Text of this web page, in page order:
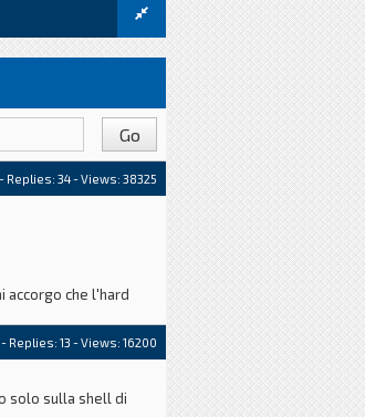
- Replies: 34- Views: 38325
accorgo che l'hard
un alt
- Replies: 13 - Views: 16200
solo sulla shell di